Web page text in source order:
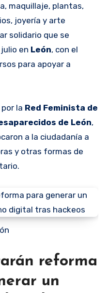
maquillaje, plantas,
joyería y arte
solidario que se
en León, con el
para apoyar a
la Red Feminista de
de León,
a la ciudadanía a
y otras formas de
reforma
un